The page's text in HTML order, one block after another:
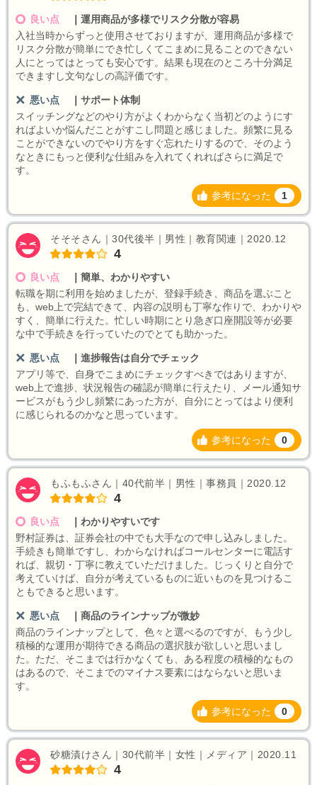
良い点
運用商品が多様でリスク分散が容易
入社当時からずっと使用させておりますが、運用商品が多様で
リスク分散が簡単にでき忙しくてこまめに見ることのできない
人にとってはとっても安心です。結果も現在のところ十分満足
できますし文句なしの高評価です。
悪い点
サポート体制
スイッチングなどのやり方がよくわからなく当初どのようにす
ればよいか悩んだことがすこし問題と感じました。頻繁に見る
ことができないのでやり方をすぐ忘れたりするので、そのよう
なときにもっと便利な仕組みを入れてくれればさらに満足で
す。
参考になった 1
そそそさん｜30代後半｜男性｜教育関連｜2020.12
4
良い点
簡単、わかりやすい
転職を期に利用を始めましたが、登録手続き、商品を選ぶこと
も、web上で完結できて、内容の説明も丁寧な作りで、わかりや
すく、簡単に行えた。忙しい時期にとり急ぎ口座開設等が必要
な中で手続きを行っていたのでとても助かった。
悪い点
進捗報告は自分でチェック
アプリ等で、自身でこまめにチェックすべきではありますが、
web上で進捗、状況報告の確認が簡単に行えたり、メール通知サ
ービスがもう少し頻繁にあった方が、自分にとってはより便利
に感じられるのかなと思っています。
参考になった 0
もふもふさん｜40代前半｜男性｜事務員｜2020.12
4
良い点
わかりやすいです
野村証券は、証券会社の中でも大手なので申し込みしました。
手続きも簡単ですし、わからなければコールセンターに電話す
れば、親切・丁寧に教えていただけました。じっくりと自分で
考えていけば、自分が考えているものに近いものを見つけるこ
ともできると思います。
悪い点
商品のラインナップが微妙
商品のラインナップとして、色々と選べるのですが、もう少し
積極的な運用が期待できる商品の選択肢が欲しいと思いまし
た。ただ、そこまでは行かなくても、ある程度の積極的なもの
はあるので、そこまでのマイナス要素にはならないと思いま
す。
参考になった 0
砂糖漬けさん｜30代前半｜女性｜メディア｜2020.11
4